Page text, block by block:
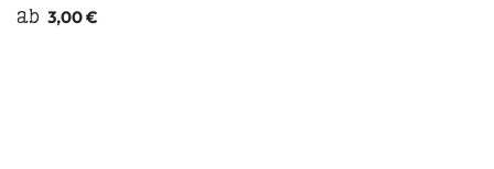
ab 3,00€